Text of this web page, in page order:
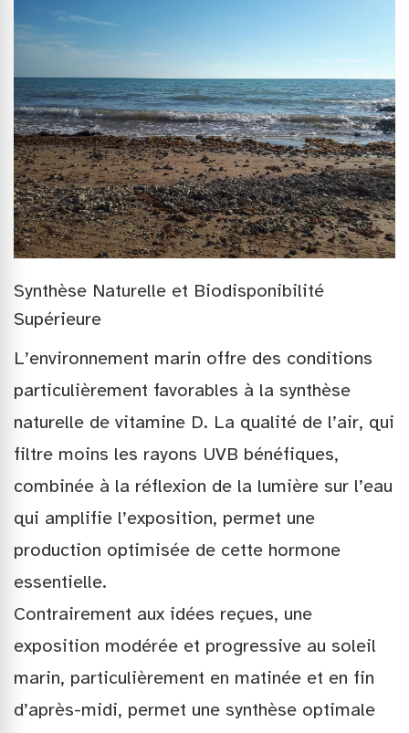
Synthèse Naturelle et Biodisponibilité
Supérieure
L’environnement marin offre des conditions
particulièrement favorables à la synthèse
naturelle de vitamine D. La qualité de l’air, qui
filtre moins les rayons UVB bénéfiques,
combinée à la réflexion de la lumière sur l’eau
qui amplifie l’exposition, permet une
production optimisée de cette hormone
essentielle.
Contrairement aux idées reçues, une
exposition modérée et progressive au soleil
marin, particulièrement en matinée et en fin
d’après-midi, permet une synthèse optimale